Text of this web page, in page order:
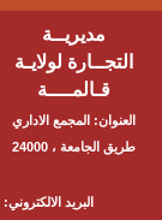
مديريــة
التجــارة لولايـة
قـالمــــة
العنوان: المجمع الاداري
طريق الجامعة ، 24000
البريد الالكتروني: